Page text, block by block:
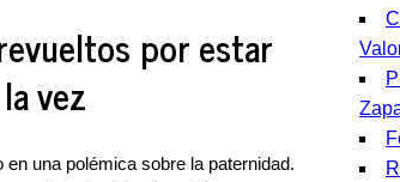
por estar
vez
una polémica sobre la paternidad.